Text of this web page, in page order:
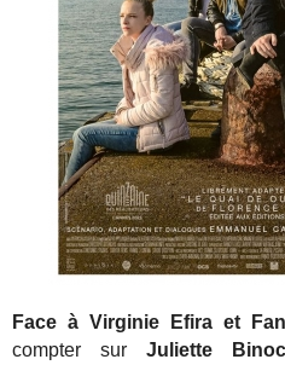
Face à Virginie Efira et
compter sur Juliette